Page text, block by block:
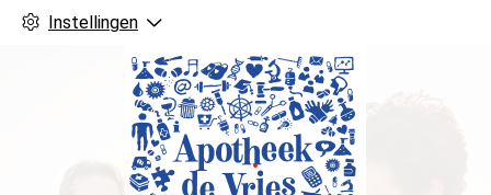
Instellingen